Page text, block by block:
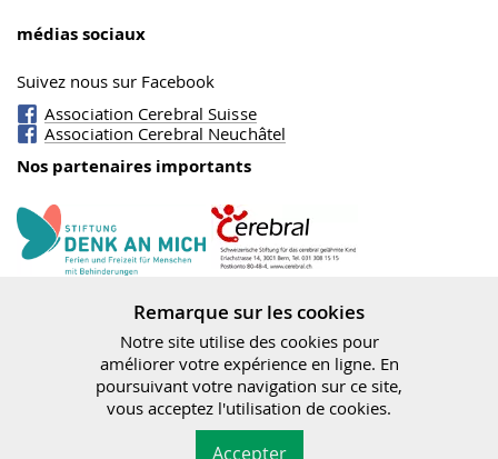
médias sociaux
Suivez nous sur Facebook
Association Cerebral Suisse
Association Cerebral Neuchâtel
Nos partenaires importants
Office fédéral des assurances sociales (OFAS)
Mention juridique
Remarque sur les cookies
Notre site utilise des cookies pour
améliorer votre expérience en ligne. En
poursuivant votre navigation sur ce site,
vous acceptez l'utilisation de cookies.